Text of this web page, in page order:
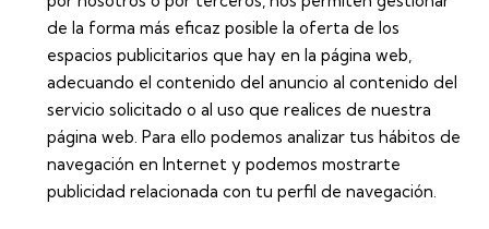
de la forma más eficaz posible la oferta de los
espacios publicitarios que hay en la página web,
adecuando el contenido del anuncio al contenido del
servicio solicitado o al uso que realices de nuestra
página web. Para ello podemos analizar tus hábitos de
navegación en Internet y podemos mostrarte
publicidad relacionada con tu perfil de navegación.